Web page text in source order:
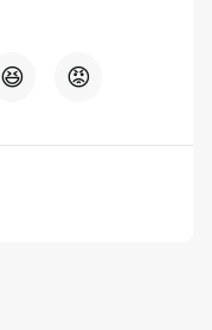
😆 😡